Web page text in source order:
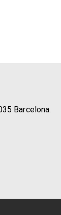
Barcelona.